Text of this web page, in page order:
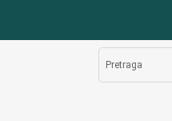
Pretraga